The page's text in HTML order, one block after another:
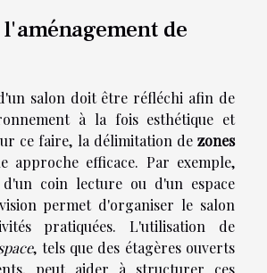
de
salon doit être réfléchi afin de
à la fois esthétique et
ce faire, la délimitation de zones
approche efficace. Par exemple,
d'un coin lecture ou d'un espace
permet d'organiser le salon
pratiquées. L'utilisation de
, tels que des étagères ouverts
peut aider à structurer ces